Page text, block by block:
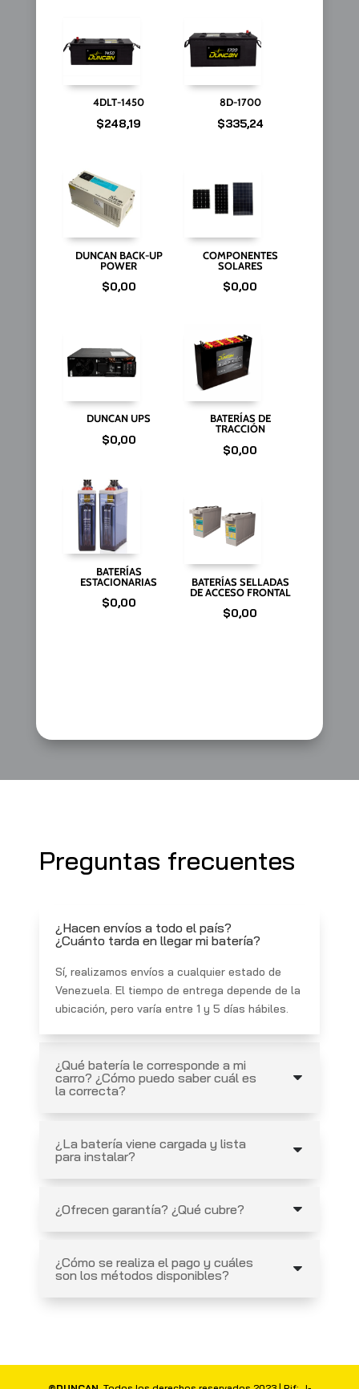
4DLT-1450
$248,19
8D-1700
$335,24
DUNCAN BACK-UP
POWER
$0,00
COMPONENTES
SOLARES
$0,00
DUNCAN UPS
$0,00
BATERÍAS DE
TRACCIÓN
$0,00
BATERÍAS
ESTACIONARIAS
$0,00
BATERÍAS SELLADAS
DE ACCESO FRONTAL
$0,00
Preguntas frecuentes
¿Hacen envíos a todo el país?
¿Cuánto tarda en llegar mi batería?
Sí, realizamos envíos a cualquier estado de
Venezuela. El tiempo de entrega depende de la
ubicación, pero varía entre 1 y 5 días hábiles.
¿Qué batería le corresponde a mi
carro? ¿Cómo puedo saber cuál es
la correcta?
¿La batería viene cargada y lista
para instalar?
¿Ofrecen garantía? ¿Qué cubre?
¿Cómo se realiza el pago y cuáles
son los métodos disponibles?